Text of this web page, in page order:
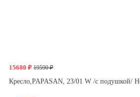
15680 ₽ 19590 ₽
Кресло,PAPASAN, 23/01 W /с подушкой/